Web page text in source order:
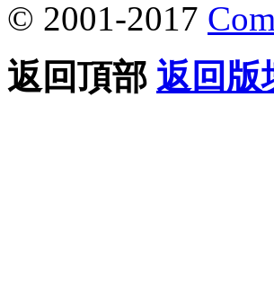
© 2001-2017
返回頂部 返回版